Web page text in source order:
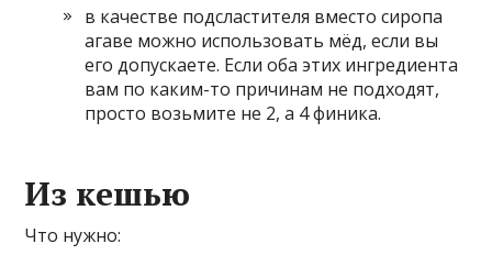
в качестве подсластителя вместо сиропа
агаве можно использовать мёд, если вы
его допускаете. Если оба этих ингредиента
вам по каким-то причинам не подходят,
просто возьмите не 2, а 4 финика.
Из кешью
Что нужно: